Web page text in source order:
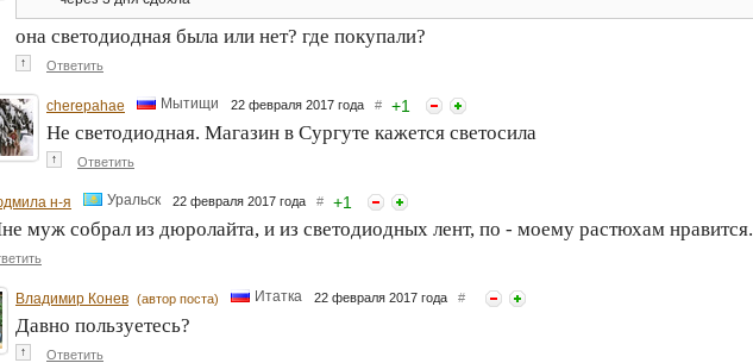
она светодиодная была или нет? где покупали?
↑ Ответить
cherepahae Мытищи 22 февраля 2017 года # +1
Не светодиодная. Магазин в Сургуте кажется светосила
↑ Ответить
н-я Уральск 22 февраля 2017 года # +1
муж собрал из дюролайта, и из светодиодных лент, по - моему растюхам нравится.
Владимир Конев (автор поста) Итатка 22 февраля 2017 года #
Давно пользуетесь?
↑ Ответить